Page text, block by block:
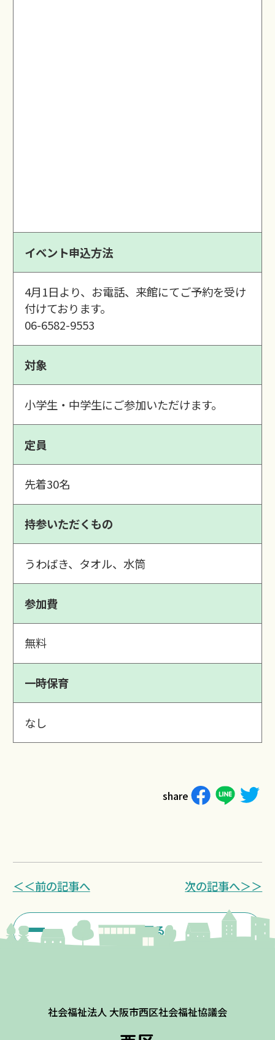
イベント申込方法
4月1日より、お電話、来館にてご予約を受け
付けております。
06-6582-9553
対象
小学生・中学生にご参加いただけます。
定員
先着30名
持参いただくもの
うわばき、タオル、水筒
参加費
無料
一時保育
なし
share
＜＜前の記事へ
一覧に戻る
次の記事へ＞＞
社会福祉法人 大阪市西区社会福祉協議会